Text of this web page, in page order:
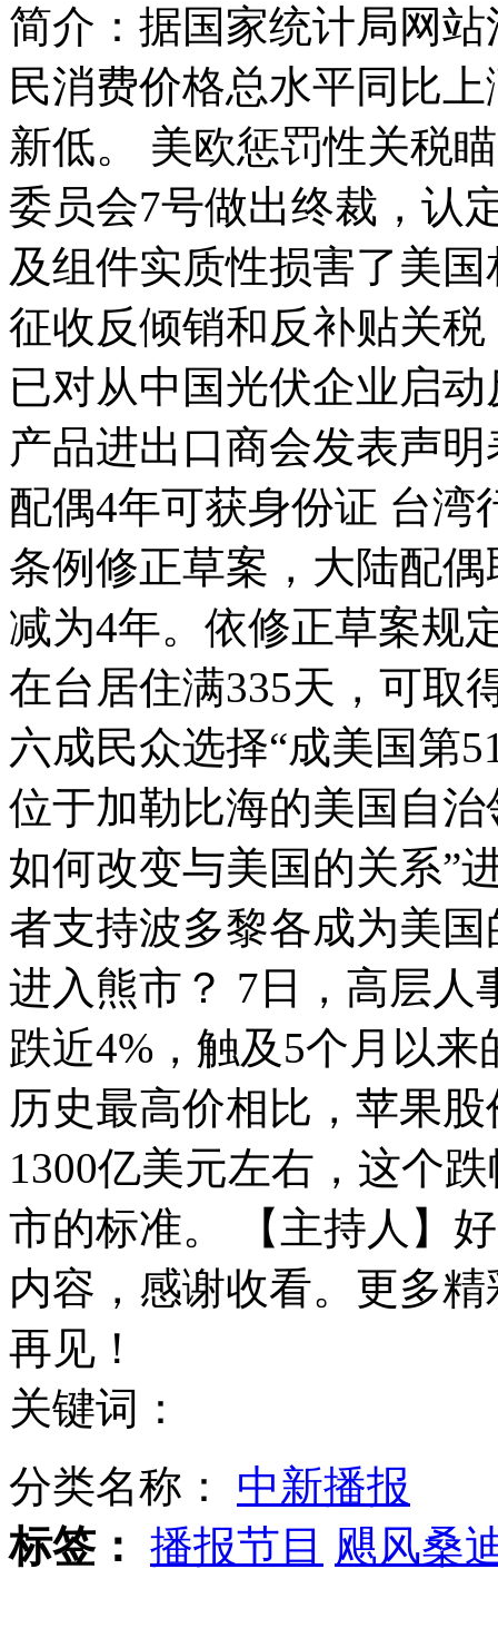
拍客：闫芳之后再现武僧“隔空打人”
空军珠海航展将展出13种型号飞机
珠海航展跳伞直升机到位
FD2000远程防空导弹将亮相珠海航展
枭龙战机将亮相航展 可发射各种激光制导炸弹
山西运城恶犬咬伤多人 警民合力深夜将其击毙
女孩北京地铁殴打老人 痛下狠手拳打脚踢
无痛分娩是否安全 医生回应
外交部：反对强权政治霸凌主义
外交部：有关国家言论片面不公正
安徽一实载49人客车翻车
走！跟着总书记去植树
消防员救轻生者 花炮节热闹非凡 减压"枕头大战"
纽约上演“枕头大战”
简介：据国家统计局网
民消费价格总水平同比
新低。 美欧惩罚性关税
委员会7号做出终裁，认
及组件实质性损害了美
征收反倾销和反补贴关
已对从中国光伏企业启
产品进出口商会发表声
配偶4年可获身份证 台湾
条例修正草案，大陆配
减为4年。依修正草案规
在台居住满335天，可
六成民众选择“成美国第
位于加勒比海的美国自
如何改变与美国的关系”
者支持波多黎各成为美
进入熊市？ 7日，高层人
跌近4%，触及5个月以
历史最高价相比，苹果
1300亿美元左右，这个
市的标准。 【主持人】
内容，感谢收看。更多
再见！
关键词：
分类名称： 中新播报
标签： 播报节目 飓风桑